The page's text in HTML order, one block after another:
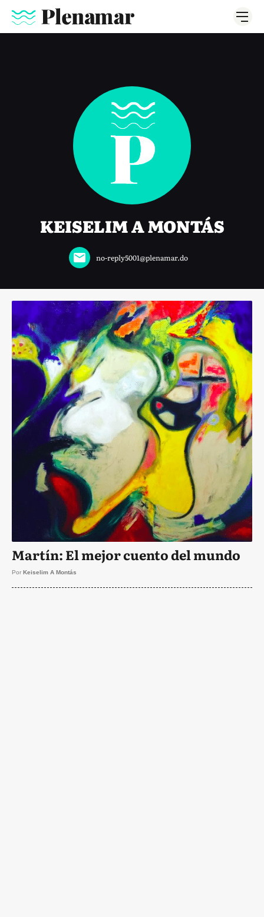
KEISELIM A MONTÁS
no-reply5001@plenamar.do
Martín: El mejor cuento del mundo
Por Keiselim A Montás